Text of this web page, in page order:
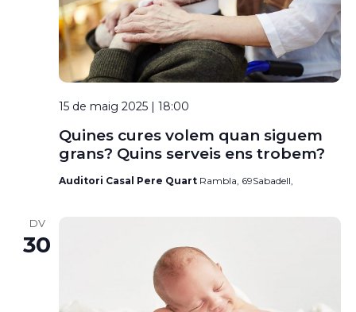
15 de maig 2025 | 18:00
Quines cures volem quan siguem
grans? Quins serveis ens trobem?
Auditori Casal Pere Quart Rambla, 69Sabadell,
DV
30